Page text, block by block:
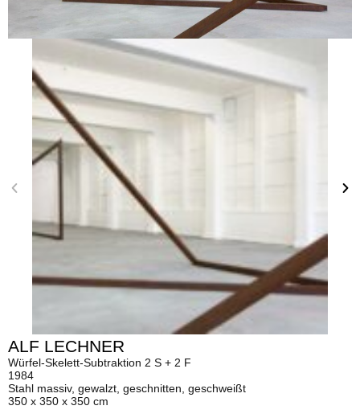
ALF LECHNER
Würfel-Skelett-Subtraktion 2 S + 2 F
1984
Stahl massiv, gewalzt, geschnitten, geschweißt
350 x 350 x 350 cm